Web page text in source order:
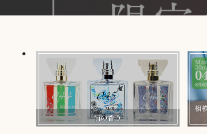
街の香り
相